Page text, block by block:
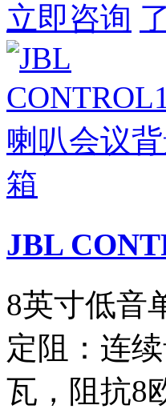
立即咨询
JBL
8英寸低音
定阻：连
瓦，阻抗8